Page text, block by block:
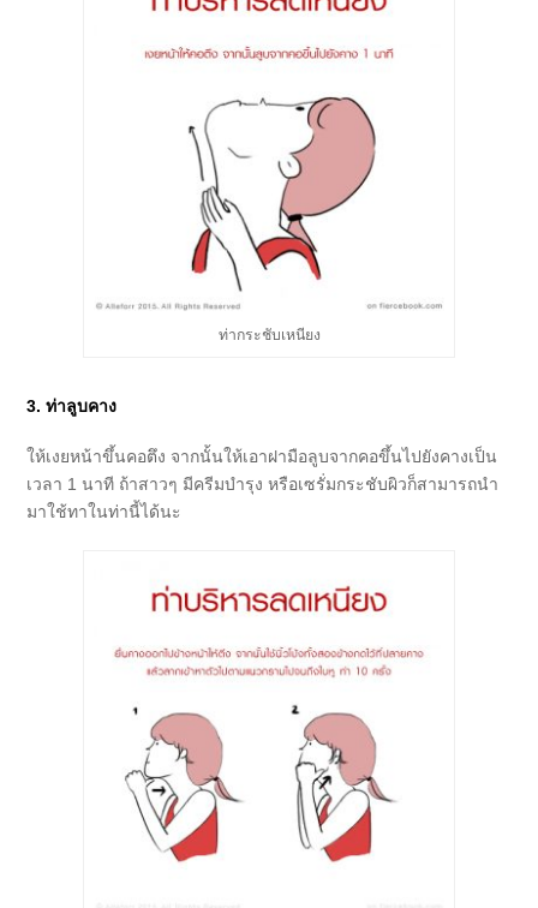
ท่ากระชับเหนียง
3. ท่าลูบคาง
ให้เงยหน้าขึ้นคอตึง จากนั้นให้เอาฝามือลูบจากคอขึ้นไปยังคางเป็น
เวลา 1 นาที ถ้าสาวๆ มีครีมบำรุง หรือเซรั่มกระชับผิวก็สามารถนำ
มาใช้ทาในท่านี้ได้นะ